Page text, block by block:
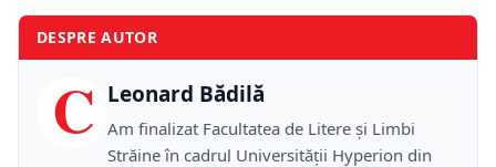
DESPRE AUTOR
C Leonard Bădilă
Am finalizat Facultatea de Litere și Limbi
Străine în cadrul Universității Hyperion din